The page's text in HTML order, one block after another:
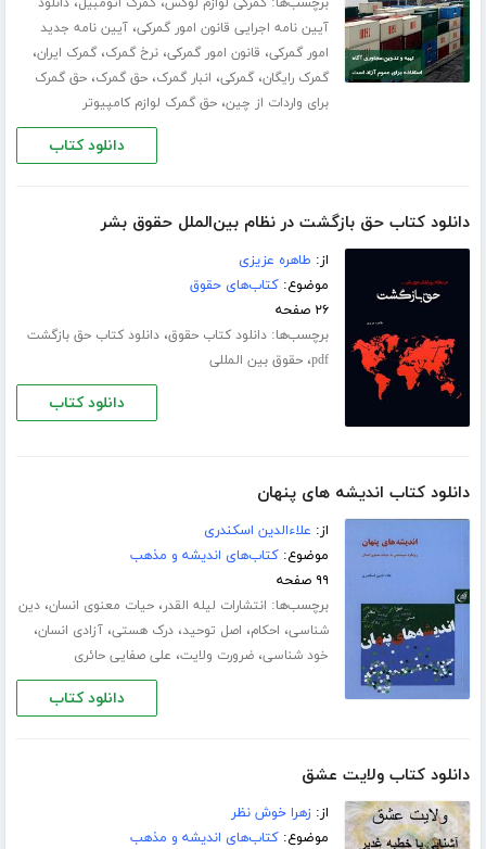
آیین نامه اجرایی قانون امور گمرکی،آیین نامه جدید
امور گمرکی، قانون امور گمرکی،نرخ گمرک،گمرک ایران،
گمرک رایگان،گمرکی، انبار گمرک،حق گمرک،حق گمرک
برای واردات از چین،حق گمرک لوازم کامپیوتر
دانلود کتاب
دانلود کتاب حق بازگشت در نظام بین‌الملل حقوق بشر
از: طاهره عزیزی
موضوع:کتاب‌های حقوق
۲۶ صفحه
برچسب‌ها:دانلود کتاب حقوق،دانلود کتاب حق بازگشت
pdf،حقوق بین المللی
دانلود کتاب
دانلود کتاب اندیشه های پنهان
از: علاءالدین اسکندری
موضوع:کتاب‌های اندیشه و مذهب
۹۹ صفحه
برچسب‌ها: انتشارات لیله القدر،حیات معنوی انسان،دین
شناسی، احکام، اصل توحید،درک هستی،آزادی انسان،
خود شناسی،ضرورت ولایت، علی صفایی حائری
دانلود کتاب
دانلود کتاب ولایت عشق
از:زهرا خوش نظر
موضوع:کتاب‌های اندیشه و مذهب